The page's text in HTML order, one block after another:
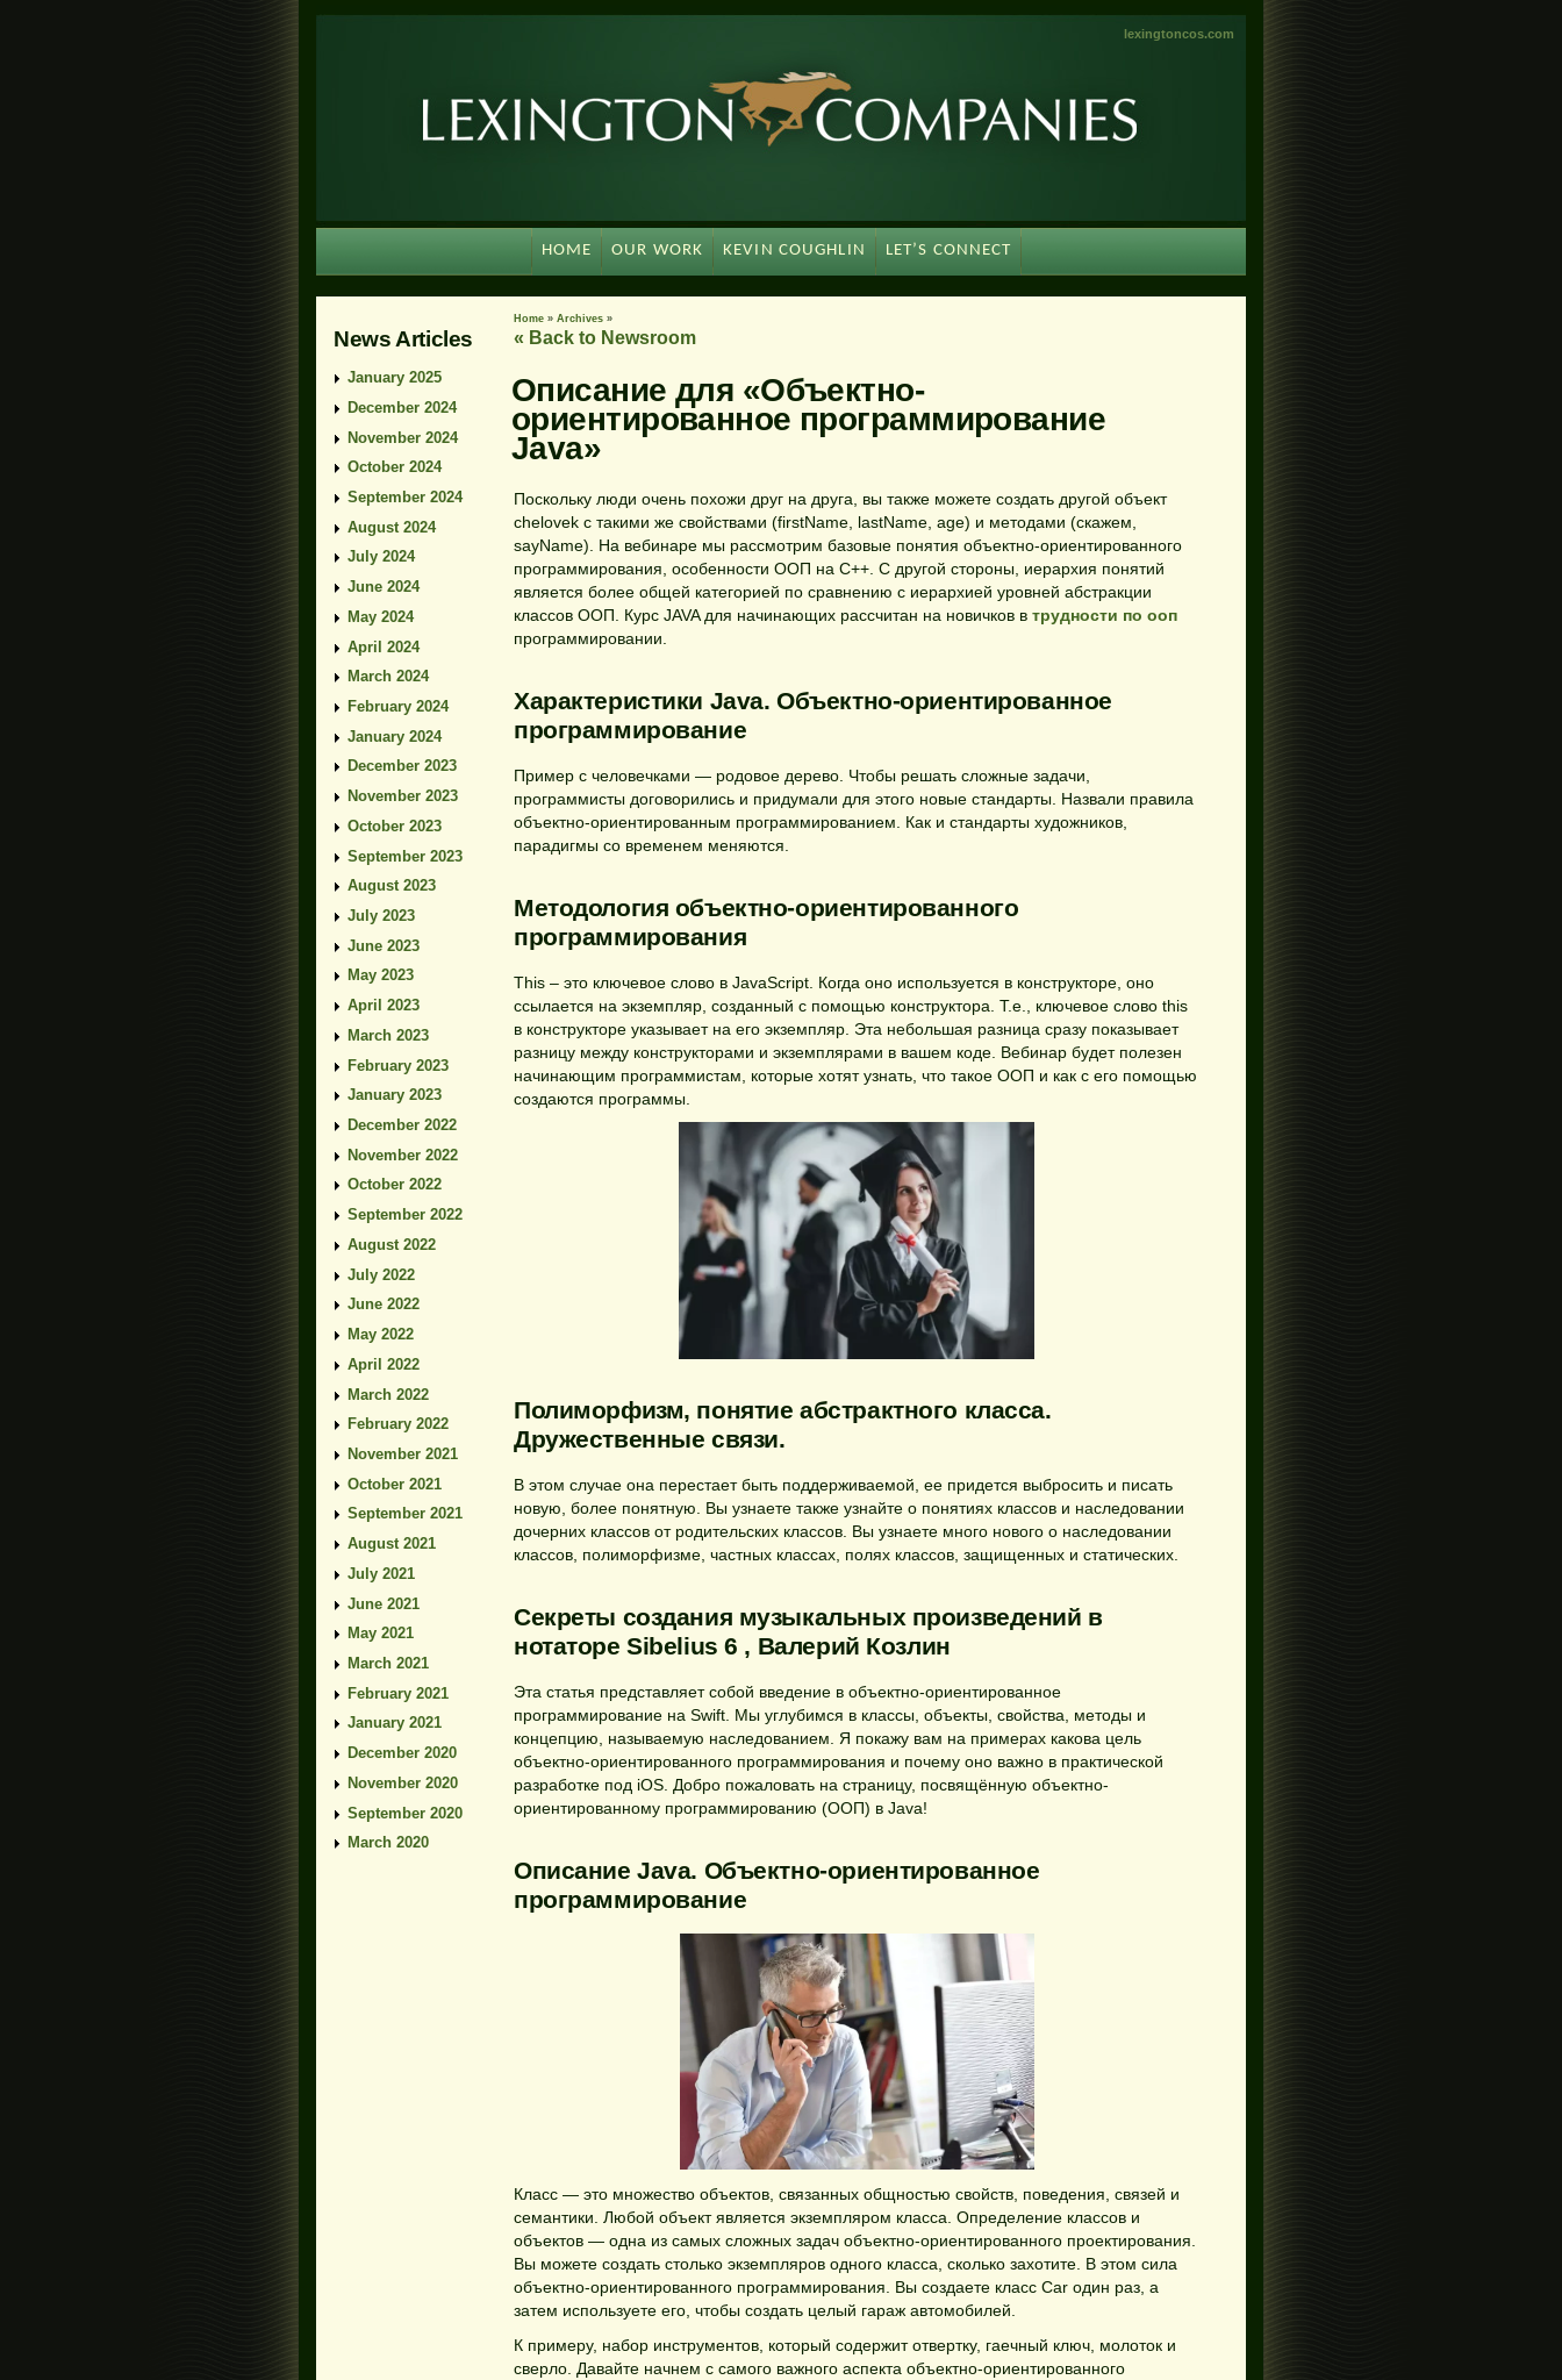
lexingtoncos.com
« Back to Newsroom
Описание для «Объектно-
ориентированное программирование
Java»
Поскольку люди очень похожи друг на друга, вы также можете создать другой объект
chelovek с такими же свойствами (firstName, lastName, age) и методами (скажем,
sayName). На вебинаре мы рассмотрим базовые понятия объектно-ориентированного
программирования, особенности ООП на С++. С другой стороны, иерархия понятий
является более общей категорией по сравнению с иерархией уровней абстракции
классов ООП. Курс JAVA для начинающих рассчитан на новичков в трудности по ооп
программировании.
Характеристики Java. Объектно-ориентированное
программирование
Пример с человечками — родовое дерево. Чтобы решать сложные задачи,
программисты договорились и придумали для этого новые стандарты. Назвали правила
объектно-ориентированным программированием. Как и стандарты художников,
парадигмы со временем меняются.
Методология объектно-ориентированного
программирования
This – это ключевое слово в JavaScript. Когда оно используется в конструкторе, оно
ссылается на экземпляр, созданный с помощью конструктора. Т.е., ключевое слово this
в конструкторе указывает на его экземпляр. Эта небольшая разница сразу показывает
разницу между конструкторами и экземплярами в вашем коде. Вебинар будет полезен
начинающим программистам, которые хотят узнать, что такое ООП и как с его помощью
создаются программы.
Полиморфизм, понятие абстрактного класса.
Дружественные связи.
В этом случае она перестает быть поддерживаемой, ее придется выбросить и писать
новую, более понятную. Вы узнаете также узнайте о понятиях классов и наследовании
дочерних классов от родительских классов. Вы узнаете много нового о наследовании
классов, полиморфизме, частных классах, полях классов, защищенных и статических.
Секреты создания музыкальных произведений в
нотаторе Sibelius 6 , Валерий Козлин
Эта статья представляет собой введение в объектно-ориентированное
программирование на Swift. Мы углубимся в классы, объекты, свойства, методы и
концепцию, называемую наследованием. Я покажу вам на примерах какова цель
объектно-ориентированного программирования и почему оно важно в практической
разработке под iOS. Добро пожаловать на страницу, посвящённую объектно-
ориентированному программированию (ООП) в Java!
Описание Java. Объектно-ориентированное
программирование
Класс — это множество объектов, связанных общностью свойств, поведения, связей и
семантики. Любой объект является экземпляром класса. Определение классов и
объектов — одна из самых сложных задач объектно-ориентированного проектирования.
Вы можете создать столько экземпляров одного класса, сколько захотите. В этом сила
объектно-ориентированного программирования. Вы создаете класс Car один раз, а
затем используете его, чтобы создать целый гараж автомобилей.
К примеру, набор инструментов, который содержит отвертку, гаечный ключ, молоток и
сверло. Давайте начнем с самого важного аспекта объектно-ориентированного
News Articles
January 2025
December 2024
November 2024
October 2024
September 2024
August 2024
July 2024
June 2024
May 2024
April 2024
March 2024
February 2024
January 2024
December 2023
November 2023
October 2023
September 2023
August 2023
July 2023
June 2023
May 2023
April 2023
March 2023
February 2023
January 2023
December 2022
November 2022
October 2022
September 2022
August 2022
July 2022
June 2022
May 2022
April 2022
March 2022
February 2022
November 2021
October 2021
September 2021
August 2021
July 2021
June 2021
May 2021
March 2021
February 2021
January 2021
December 2020
November 2020
September 2020
March 2020
Home » Archives »
HOME OUR WORK KEVIN COUGHLIN LET’S CONNECT